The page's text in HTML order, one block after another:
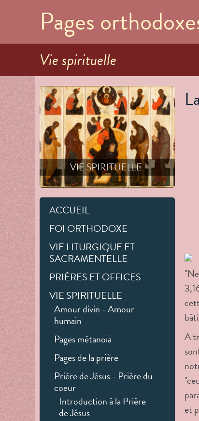
Pages
Vie spirituelle
ACCUEIL
FOI ORTHODOXE
VIE LITURGIQUE ET
SACRAMENTELLE
PRIÈRES ET OFFICES
VIE SPIRITUELLE
Amour divin - Amour
humain
Pages métanoïa
Pages de la prière
Prière de Jésus - Prière du
coeur
Introduction à la Prière
de Jésus
A
et